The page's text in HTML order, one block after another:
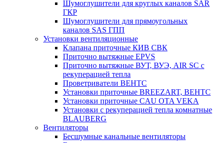
Шумоглушители для круглых каналов SAR
ГКР
Шумоглушители для прямоугольных
каналов SAS ГПП
Установки вентиляционные
Клапана приточные КИВ СВК
Приточно вытяжные EPVS
Приточно вытяжные ВУТ, ВУЭ, AIR SC с
рекуперацией тепла
Проветриватели ВЕНТС
Установки приточные BREEZART, ВЕНТС
Установки приточные CAU OTA VEKA
Установки с рекуперацией тепла комнатные
BLAUBERG
Вентиляторы
Бесшумные канальные вентиляторы